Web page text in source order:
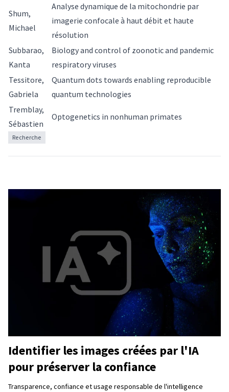
Shum,
Michael
Analyse dynamique de la mitochondrie par
imagerie confocale à haut débit et haute
résolution
Subbarao,
Kanta
Biology and control of zoonotic and pandemic
respiratory viruses
Tessitore,
Gabriela
Quantum dots towards enabling reproducible
quantum technologies
Tremblay,
Sébastien
Optogenetics in nonhuman primates
Recherche
Identifier les images créées par l'IA
pour préserver la confiance
Transparence, confiance et usage responsable de l'intelligence